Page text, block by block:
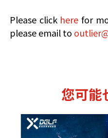
Please click here for
please email to
您可能